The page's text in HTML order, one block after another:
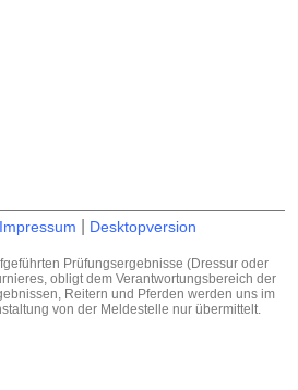
Impressum Desktopversion
Prüfungsergebnisse (Dressur oder
obligt dem Verantwortungsbereich der
Reitern und Pferden werden uns im
von der Meldestelle nur übermittelt.